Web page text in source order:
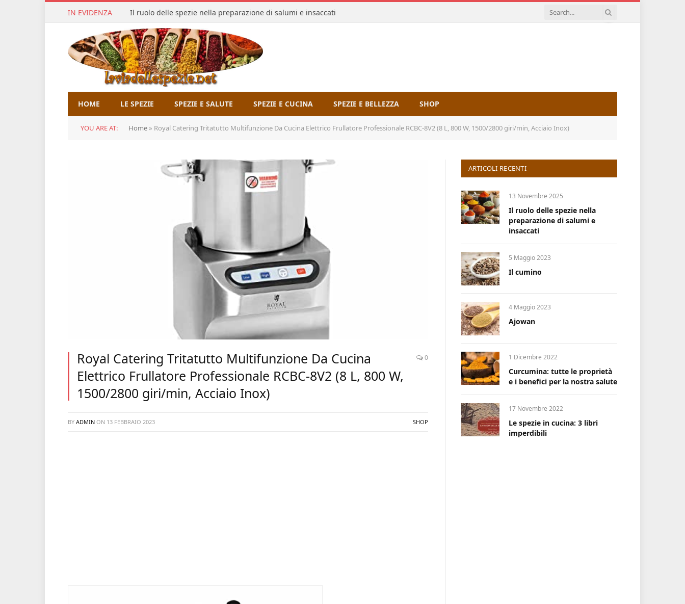
IN EVIDENZA Il ruolo delle spezie nella preparazione di salumi e insaccati
HOME LE SPEZIE SPEZIE E SALUTE SPEZIE E CUCINA SPEZIE E BELLEZZA SHOP
YOU ARE AT: Home » Royal Catering Tritatutto Multifunzione Da Cucina Elettrico Frullatore Professionale RCBC-8V2 (8 L, 800 W, 1500/2800 giri/min, Acciaio Inox)
Royal Catering Tritatutto Multifunzione Da Cucina
Elettrico Frullatore Professionale RCBC-8V2 (8 L, 800 W,
1500/2800 giri/min, Acciaio Inox)
0
BY ADMIN ON 13 FEBBRAIO 2023 SHOP
ARTICOLI RECENTI
13 Novembre 2025
Il ruolo delle spezie nella
preparazione di salumi e
insaccati
5 Maggio 2023
Il cumino
4 Maggio 2023
Ajowan
1 Dicembre 2022
Curcumina: tutte le proprietà
e i benefici per la nostra salute
17 Novembre 2022
Le spezie in cucina: 3 libri
imperdibili